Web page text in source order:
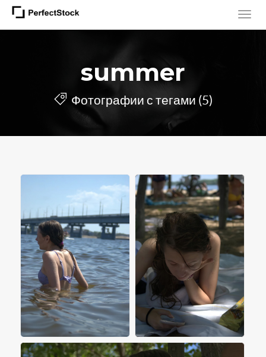
summer
Фотографии с тегами (5)